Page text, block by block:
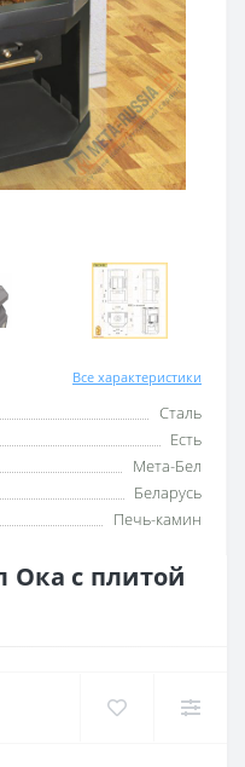
Все характеристики
Сталь
Есть
Мета-Бел
Беларусь
Печь-камин
Ока с плитой